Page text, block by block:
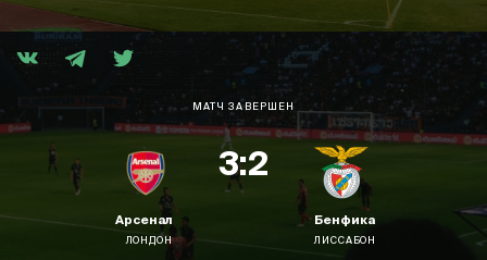
МАТЧ ЗАВЕРШЕН
Арсенал
ЛОНДОН
3:2
Бенфика
ЛИССАБОН